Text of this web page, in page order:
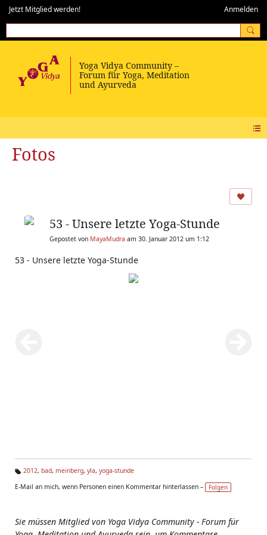
Jetzt Mitglied werden! Anmelden
Fotos
53 - Unsere letzte Yoga-Stunde
Gepostet von MayaMudra am 30. Januar 2012 um 1:12
53 - Unsere letzte Yoga-Stunde
g
2012, bad, meinberg, yla, yoga-stunde
E-Mail an mich, wenn Personen einen Kommentar hinterlassen –
Folgen
Sie müssen Mitglied von Yoga Vidya Community - Forum für